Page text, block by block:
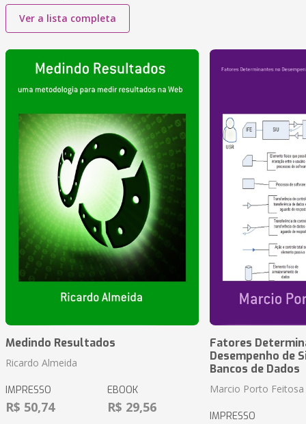
Ver a lista completa
Medindo Resultados
Ricardo Almeida
IMPRESSO
R$ 50,74
EBOOK
R$ 29,56
Fatores
Desempenho de
Bancos de Dados
Marcio Porto Feitosa
IMPRESSO